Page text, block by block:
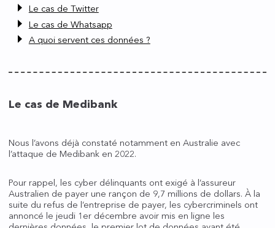
Le cas de Twitter
Le cas de Whatsapp
A quoi servent ces données ?
Le cas de Medibank
Nous l’avons déjà constaté notamment en Australie avec
l’attaque de Medibank en 2022.
Pour rappel, les cyber délinquants ont exigé à l’assureur
Australien de payer une rançon de 9,7 millions de dollars. À la
suite du refus de l’entreprise de payer, les cybercriminels ont
annoncé le jeudi 1er décembre avoir mis en ligne les